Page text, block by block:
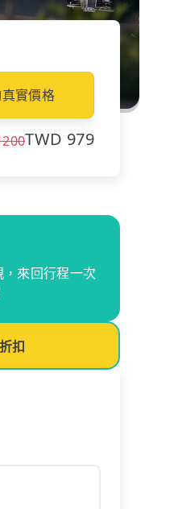
實價格
TWD 979
來回行程一次
扣